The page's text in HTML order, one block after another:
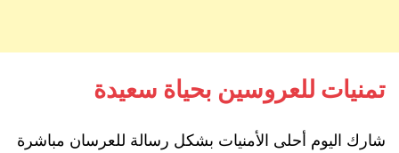
تمنيات للعروسين بحياة سعيدة
شارك اليوم أحلى الأمنيات بشكل رسالة للعرسان مباشرة